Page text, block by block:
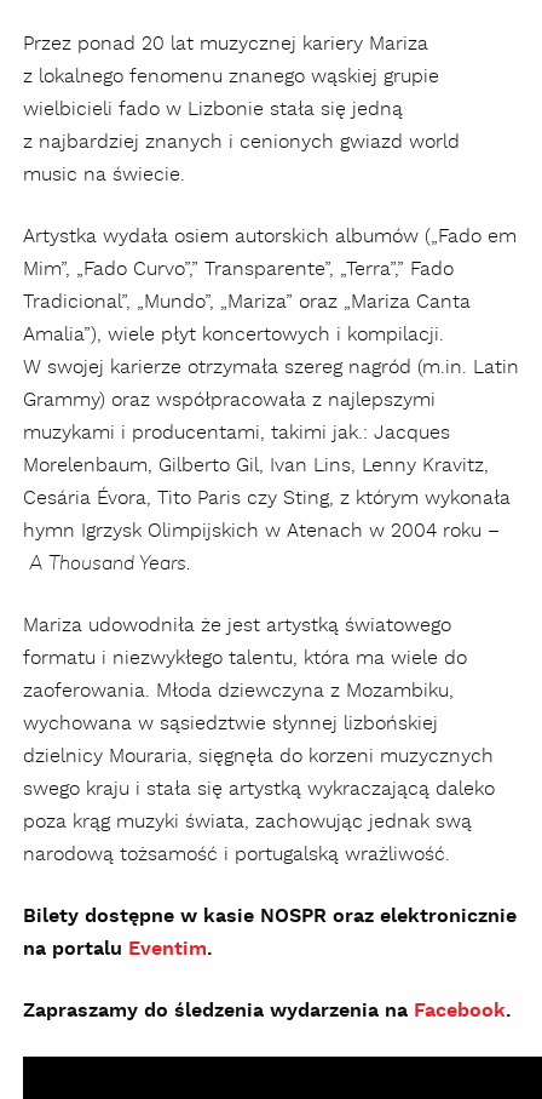
Przez ponad 20 lat muzycznej kariery Mariza
z lokalnego fenomenu znanego wąskiej grupie
wielbicieli fado w Lizbonie stała się jedną
z najbardziej znanych i cenionych gwiazd world
music na świecie.
Artystka wydała osiem autorskich albumów („Fado em
Mim”, „Fado Curvo”,” Transparente”, „Terra”,” Fado
Tradicional”, „Mundo”, „Mariza” oraz „Mariza Canta
Amalia”), wiele płyt koncertowych i kompilacji.
W swojej karierze otrzymała szereg nagród (m.in. Latin
Grammy) oraz współpracowała z najlepszymi
muzykami i producentami, takimi jak.: Jacques
Morelenbaum, Gilberto Gil, Ivan Lins, Lenny Kravitz,
Cesária Évora, Tito Paris czy Sting, z którym wykonała
hymn Igrzysk Olimpijskich w Atenach w 2004 roku –
A Thousand Years.
Mariza udowodniła że jest artystką światowego
formatu i niezwykłego talentu, która ma wiele do
zaoferowania. Młoda dziewczyna z Mozambiku,
wychowana w sąsiedztwie słynnej lizbońskiej
dzielnicy Mouraria, sięgnęła do korzeni muzycznych
swego kraju i stała się artystką wykraczającą daleko
poza krąg muzyki świata, zachowując jednak swą
narodową tożsamość i portugalską wrażliwość.
Bilety dostępne w kasie NOSPR oraz elektronicznie
na portalu Eventim.
Zapraszamy do śledzenia wydarzenia na Facebook.